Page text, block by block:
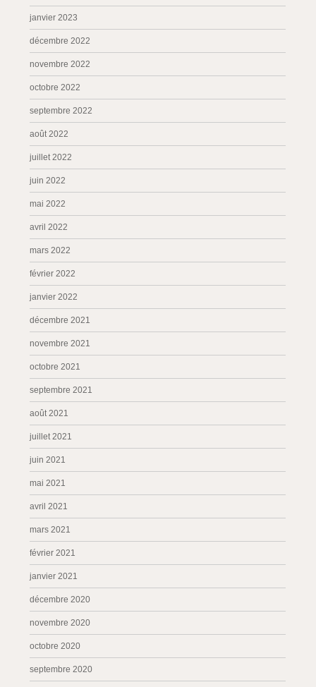
janvier 2023
décembre 2022
novembre 2022
octobre 2022
septembre 2022
août 2022
juillet 2022
juin 2022
mai 2022
avril 2022
mars 2022
février 2022
janvier 2022
décembre 2021
novembre 2021
octobre 2021
septembre 2021
août 2021
juillet 2021
juin 2021
mai 2021
avril 2021
mars 2021
février 2021
janvier 2021
décembre 2020
novembre 2020
octobre 2020
septembre 2020